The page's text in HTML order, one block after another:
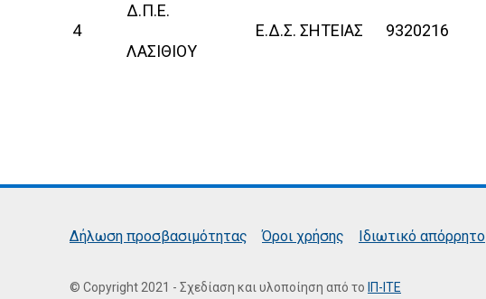
4
Δ.Π.Ε.
ΛΑΣΙΘΙΟΥ
Ε.Δ.Σ. ΣΗΤΕΙΑΣ 9320216
Δήλωση προσβασιμότητας Όροι χρήσης Ιδιωτικό απόρρητο
© Copyright 2021 - Σχεδίαση και υλοποίηση από το ΙΠ-ΙΤΕ